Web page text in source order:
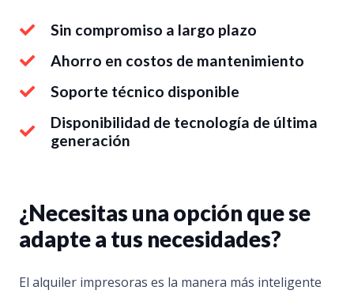
Sin compromiso a largo plazo
Ahorro en costos de mantenimiento
Soporte técnico disponible
Disponibilidad de tecnología de última
generación
¿Necesitas una opción que se
adapte a tus necesidades?
El alquiler impresoras es la manera más inteligente